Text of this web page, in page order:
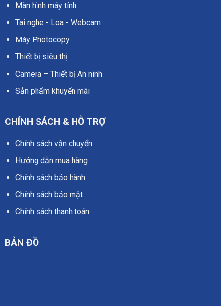
Màn hình máy tính
Tai nghe - Loa - Webcam
Máy Photocopy
Thiết bị siêu thị
Camera – Thiết bị An ninh
Sản phẩm khuyến mãi
CHÍNH SÁCH & HỖ TRỢ
Chính sách vận chuyển
Hướng dẫn mua hàng
Chính sách bảo hành
Chính sách bảo mật
Chính sách thanh toán
BẢN ĐỒ